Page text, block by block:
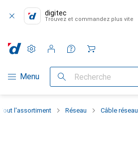
digitec
Trouvez et commandez plus vite
Navigation par catégorie
Menu Recherche
Paramètres
Compte client
Listes de comparaison
Listes d'envies
Panier
l'assortiment Réseau Câble réseau